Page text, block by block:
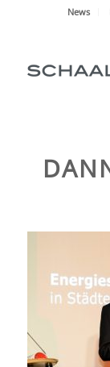
News